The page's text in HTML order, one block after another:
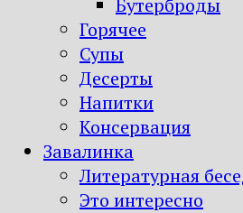
Бутерброды
Горячее
Супы
Десерты
Напитки
Консервация
Завалинка
Литературная
Это интересно